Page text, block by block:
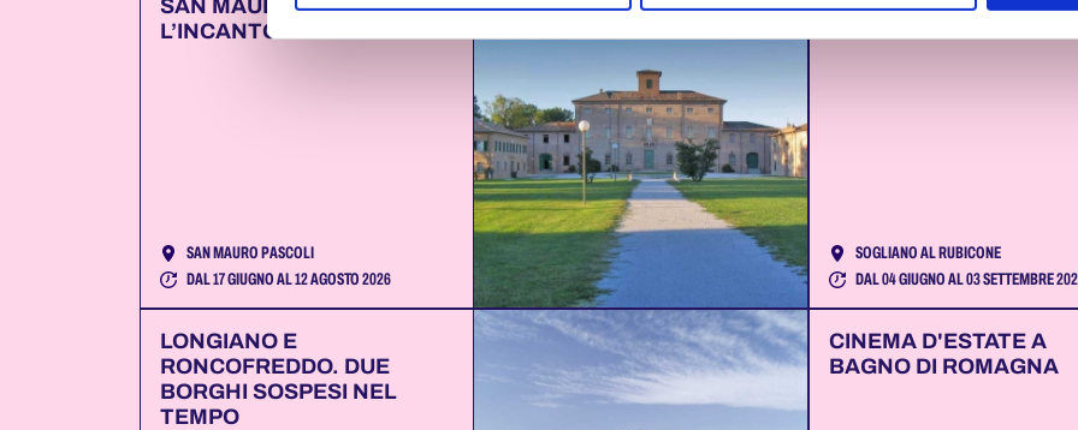
SAN MAURO PASCOLI.
L’INCANTO DELLA POESIA
SAN MAURO PASCOLI
DAL 17 GIUGNO AL 12 AGOSTO 2026
L'ORO DI SOGLIANO
SOGLIANO AL RUBICONE
DAL 04 GIUGNO AL 03 SETTEMBRE
LONGIANO E
RONCOFREDDO. DUE
BORGHI SOSPESI NEL
TEMPO
CINEMA D'ESTATE A
BAGNO DI ROMAGNA